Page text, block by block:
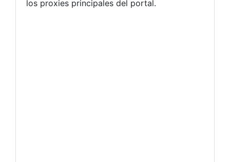
los proxies principales del portal.